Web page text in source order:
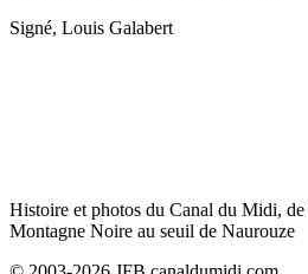
Signé, Louis Galabert
Histoire et photos du Canal du Midi, de
Montagne Noire au seuil de Naurouze